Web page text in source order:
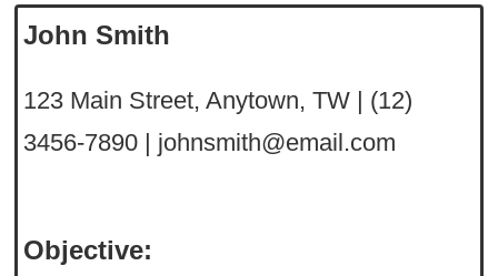
John Smith
123 Main Street, Anytown, TW | (12)
3456-7890 | johnsmith@email.com
Objective: